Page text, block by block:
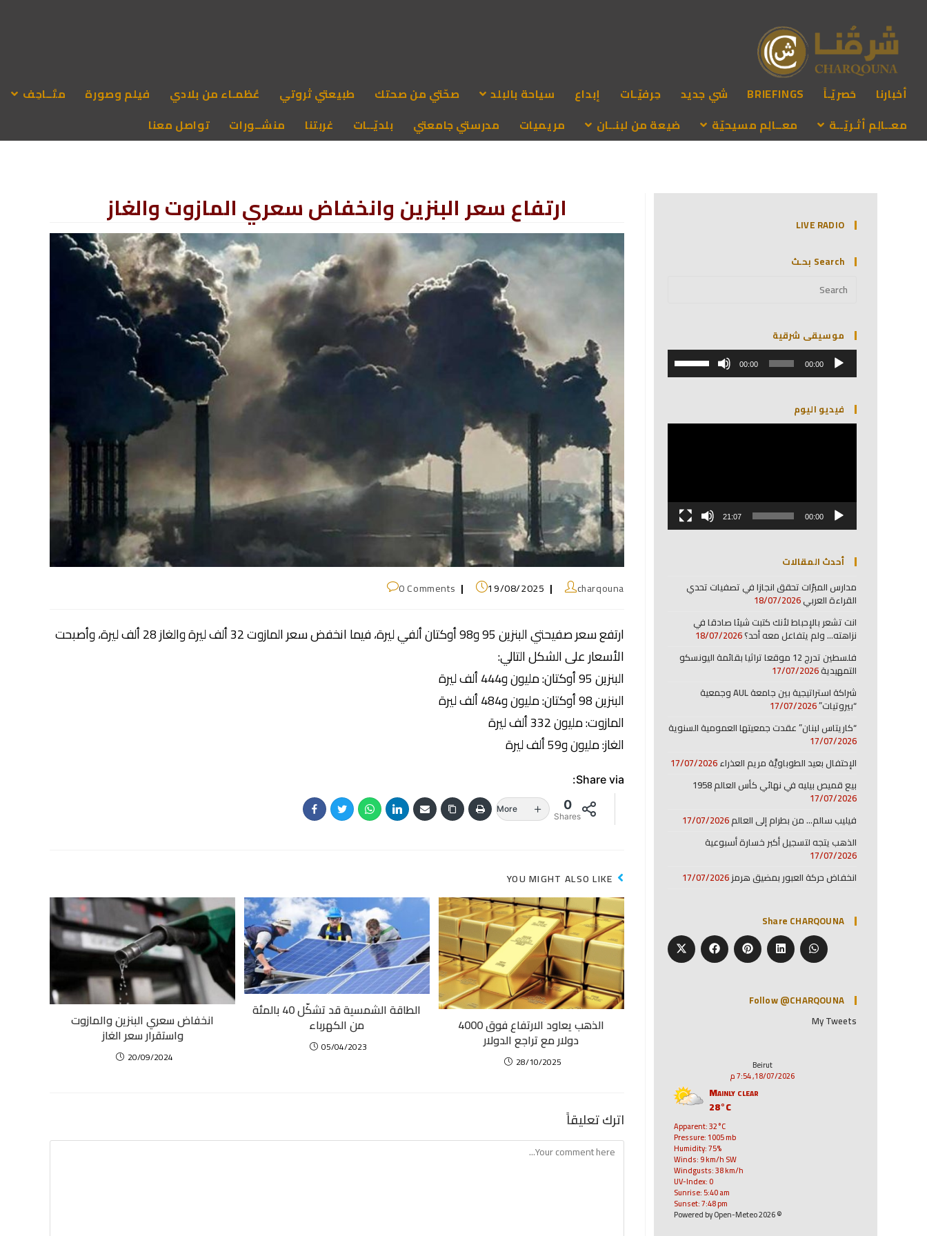
أخبارنا حَصريّـاً BRIEFINGS شي جديد حِرفيّـات إبداع سياحة بالبلد صحّتي من صحتك طبيعتي ثروتي عُظمـاء من بلادي فيلم وصورة
متَــاحِف
معــالِم أثـريّــة
معــالِم مسيحيّة ضيعة من لبنــان مريميات مدرستي جامعتي بلديّــات غربتنا منشــورات تواصل معنا
ارتفاع سعر البنزين وانخفاض سعري المازوت والغاز
charqouna
19/08/2025
0 Comments
ارتفع سعر صفيحتي البنزين 95 و98 أوكتان ألفي ليرة، فيما انخفض سعر المازوت 32 ألف ليرة والغاز 28 ألف ليرة، وأصبحت
الأسعار على الشكل التالي:
البنزين 95 أوكتان: مليون و444 ألف ليرة
البنزين 98 أوكتان: مليون و484 ألف ليرة
المازوت: مليون 332 ألف ليرة
الغاز: مليون و59 ألف ليرة
Share via:
0
Shares
More
YOU MIGHT ALSO LIKE
انخفاض سعري البنزين والمازوت
واستقرار سعر الغاز
20/09/2024
الطاقة الشمسية قد تشكّل 40 بالمئة
من الكهرباء
05/04/2023
الذهب يعاود الارتفاع فوق 4000
دولار مع تراجع الدولار
28/10/2025
اترك تعليقاً
LIVE RADIO
Search بحـث
موسيقى شرقية
مشغل
الصوت 00:00
00:00
مفاتيح
لزيادة
فيديو اليوم
مشغل
00:00
21:07
أحدث المقالات
مدارس المبرّات تحقق انجازا في تصفيات تحدي
القراءة العربي18/07/2026
انت تشعر بالإحباط لأنك كتبت شيئا صادقا في
نزاهته… ولم يتفاعل معه أحد؟18/07/2026
فلسطين تدرج 12 موقعا تراثيا بقائمة اليونسكو
التمهيدية17/07/2026
شراكة استراتيجية بين جامعة AUL وجمعية
“بيروتيات”17/07/2026
“كاريتاس لبنان” عقدت جمعيتها العمومية السنوية
17/07/2026
الإحتفال بعيد الطوباويَّة مريم العذراء17/07/2026
بيع قميص بيليه في نهائي كأس العالم 1958
17/07/2026
فيليب سالم… من بطرام إلى العالم17/07/2026
الذهب يتجه لتسجيل أكبر خسارة أسبوعية
17/07/2026
انخفاض حركة العبور بمضيق هرمز17/07/2026
Share CHARQOUNA
Follow @CHARQOUNA
My Tweets
Beirut
18/07/2026, 7:54 م
Mainly clear
28°C
Apparent: 32°C
Pressure: 1005 mb
Humidity: 75%
Winds: 9 km/h SW
Windgusts: 38 km/h
UV-Index: 0
Sunrise: 5:40 am
Sunset: 7:48 pm
© 2026 Powered by Open-Meteo